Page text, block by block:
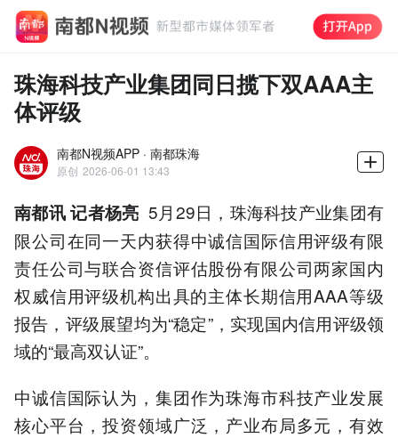
珠海科技产业集团同日揽下双AAA主
体评级
南都N视频APP · 南都珠海
原创 2026-06-01 13:43
南都讯 记者杨亮 5月29日，珠海科技产业集团有
限公司在同一天内获得中诚信国际信用评级有限
责任公司与联合资信评估股份有限公司两家国内
权威信用评级机构出具的主体长期信用AAA等级
报告，评级展望均为“稳定”，实现国内信用评级领
域的“最高双认证”。
中诚信国际认为，集团作为珠海市科技产业发展
核心平台，投资领域广泛，产业布局多元，有效